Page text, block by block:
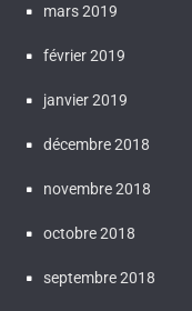
mars 2019
février 2019
janvier 2019
décembre 2018
novembre 2018
octobre 2018
septembre 2018